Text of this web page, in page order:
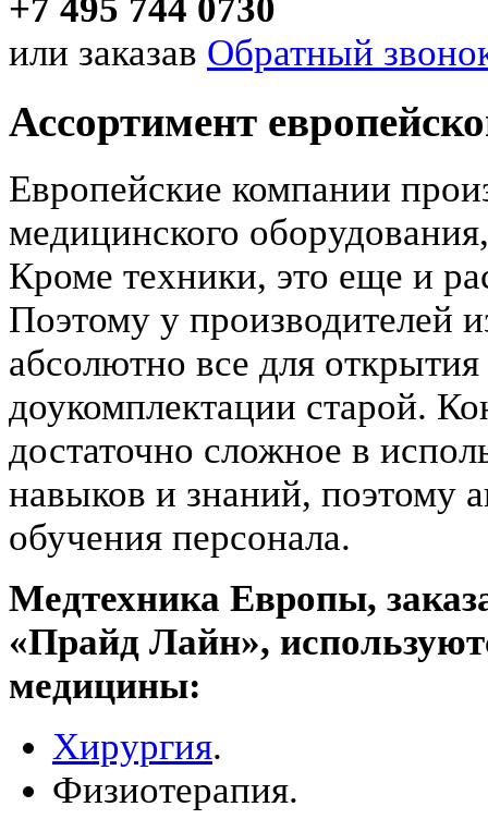
+7 495 744 0730
или заказав Обратный
Ассортимент
Европейские компании
медицинского
Кроме техники, это еще и
Поэтому у производителей
абсолютно все для
доукомплектации старой.
достаточно сложное в
навыков и знаний, поэтому
обучения персонала.
Медтехника Европы,
«Прайд Лайн»,
медицины:
Хирургия.
Физиотерапия.